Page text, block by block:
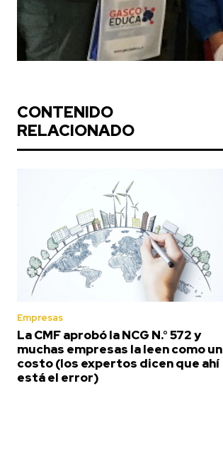
CONTENIDO
RELACIONADO
Empresas
La CMF aprobó la NCG N.° 572 y
muchas empresas la leen como un
costo (los expertos dicen que ahí
está el error)